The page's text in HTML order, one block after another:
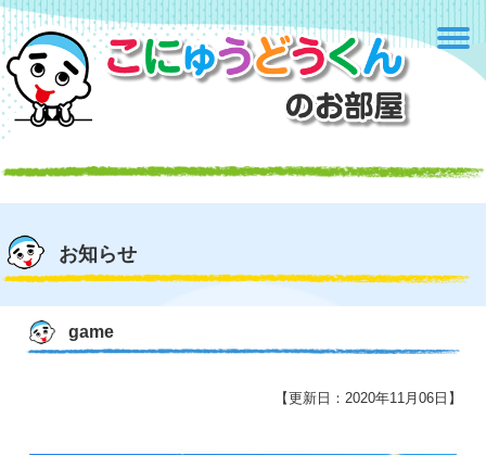
お知らせ
game
【更新日：2020年11月06日】